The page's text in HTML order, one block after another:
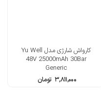
کارواش شارژی مدل Yu Well
48V 25000mAh 30Bar
Generic
۳,۸۱۱,۰۰۰ تومان